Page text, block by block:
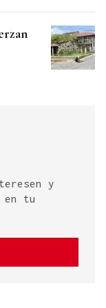
y
en tu